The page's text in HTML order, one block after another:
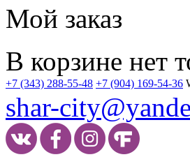
Мой заказ
В корзине нет
+7 (343) 288-55-48 +7 (904) 169-54-36
shar-